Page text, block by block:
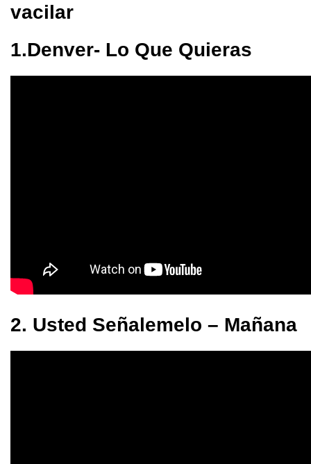
vacilar
1.Denver- Lo Que Quieras
2. Usted Señalemelo – Mañana